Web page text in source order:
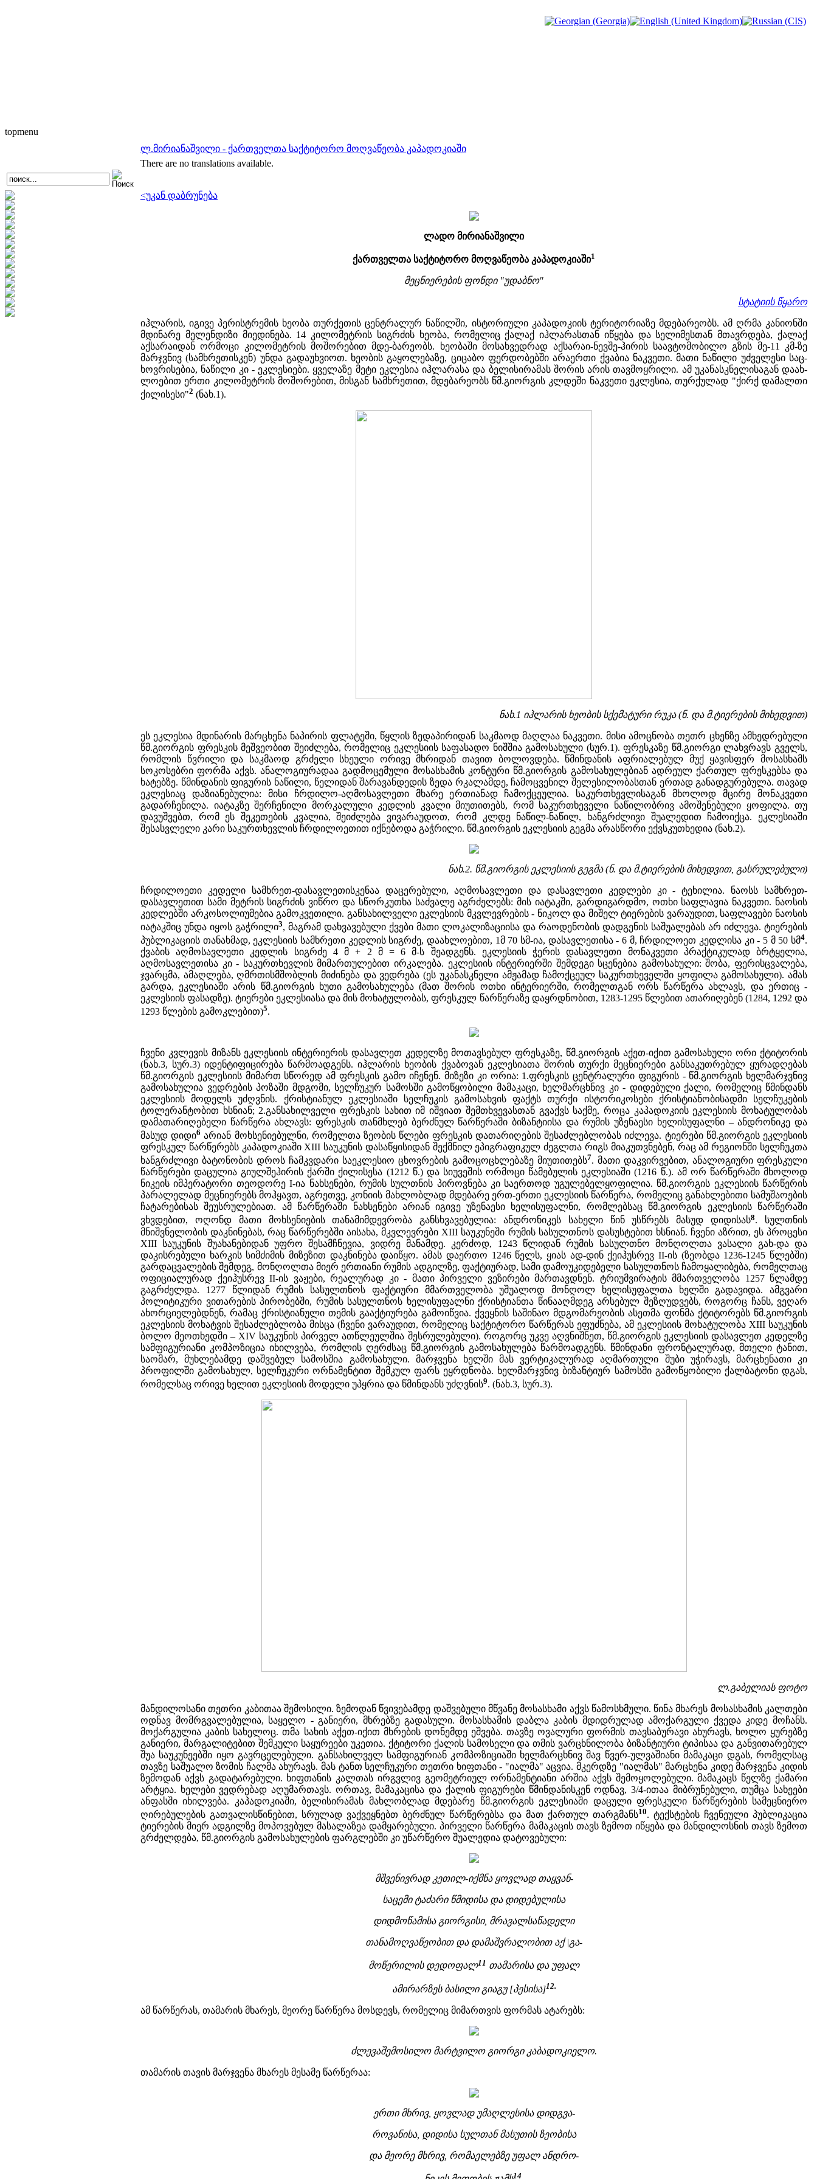
topmenu
ლ.მირიანაშვილი - ქართველთა საქტიტორო მოღვაწეობა კაპადოკიაში
There are no translations available.
<უკან დაბრუნება
ლადო მირიანაშვილი
ქართველთა საქტიტორო მოღვაწეობა კაპადოკიაში1
მეცნიერების ფონდი "უდაბნო"
სტატიის წყარო
იჰლარის, იგივე პერისტრემის ხეობა თურქეთის ცენტრალურ ნაწილში, ისტორიული კაპადოკიის ტერიტორიაზე მდებარეობს. ამ ღრმა კანიონში
მდინარე მელენდიზი მიედინება. 14 კილომეტრის სიგრძის ხეობა, რომელიც ქალაქ იჰლარასთან იწყება და სელიმესთან მთავრდება, ქალაქ
აქსარაიდან ორმოცი კილომეტრის მოშორებით მდე-ბარეობს. ხეობაში მოსახვედრად აქსარაი-ნევშე-ჰირის საავტომობილო გზის მე-11 კმ-ზე
მარჯვნივ (სამხრეთისკენ) უნდა გადაუხვიოთ. ხეობის გაყოლებაზე, ციცაბო ფერდობებში არაერთი ქვაბია ნაკვეთი. მათი ნაწილი უძველესი საც-
ხოვრისებია, ნაწილი კი - ეკლესიები. ყველაზე მეტი ეკლესია იჰლარასა და ბელისირამას შორის არის თავმოყრილი. ამ უკანასკნელისაგან დაახ-
ლოებით ერთი კილომეტრის მოშორებით, მისგან სამხრეთით, მდებარეობს წმ.გიორგის კლდეში ნაკვეთი ეკლესია, თურქულად "ქირქ დამალთი
ქილისესი"2 (ნახ.1).
ნახ.1 იჰლარის ხეობის სქემატური რუკა (ნ. და მ.ტიერების მიხედვით)
ეს ეკლესია მდინარის მარცხენა ნაპირის ფლატეში, წყლის ზედაპირიდან საკმაოდ მაღლაა ნაკვეთი. მისი ამოცნობა თეთრ ცხენზე ამხედრებული
წმ.გიორგის ფრესკის მეშვეობით შეიძლება, რომელიც ეკლესიის საფასადო ნიშშია გამოსახული (სურ.1). ფრესკაზე წმ.გიორგი ლახვრავს გველს,
რომლის წვრილი და საკმაოდ გრძელი სხეული ორივე მხრიდან თავით ბოლოვდება. წმინდანის აფრიალებულ მუქ ყავისფერ მოსასხამს
სოკოსებრი ფორმა აქვს. ანალოგიურადაა გადმოცემული მოსასხამის კონტური წმ.გიორგის გამოსახულებიან ადრეულ ქართულ ფრესკებსა და
ხატებზე. წმინდანის ფიგურის ნაწილი, წელიდან შარავანდედის ზედა რკალამდე, ჩამოცვენილ შელესილობასთან ერთად განადგურებულა. თავად
ეკლესიაც დაზიანებულია: მისი ჩრდილო-აღმოსავლეთი მხარე ერთიანად ჩამოქცეულია. საკურთხევლისაგან მხოლოდ მცირე მონაკვეთი
გადარჩენილა. იატაკზე შერჩენილი მორკალული კედლის კვალი მიუთითებს, რომ საკურთხეველი ნაწილობრივ ამოშენებული ყოფილა. თუ
დავუშვებთ, რომ ეს შეკეთების კვალია, შეიძლება ვივარაუდოთ, რომ კლდე ნაწილ-ნაწილ, ხანგრძლივი შუალედით ჩამოიქცა. ეკლესიაში
შესასვლელი კარი საკურთხევლის ჩრდილოეთით იქნებოდა გაჭრილი. წმ.გიორგის ეკლესიის გეგმა არასწორი ექვსკუთხედია (ნახ.2).
ნახ.2. წმ.გიორგის ეკლესიის გეგმა (ნ. და მ.ტიერების მიხედვით, გასრულებული)
ჩრდილოეთი კედელი სამხრეთ-დასავლეთისკენაა დაცერებული, აღმოსავლეთი და დასავლეთი კედლები კი - ტეხილია. ნაოსს სამხრეთ-
დასავლეთით სამი მეტრის სიგრძის ვიწრო და სწორკუთხა საძვალე აგრძელებს: მის იატაკში, გარდიგარდმო, ოთხი საფლავია ნაკვეთი. ნაოსის
კედლებში არკოსოლიუმებია გამოკვეთილი. განსახილველი ეკლესიის მკვლევრების - ნიკოლ და მიშელ ტიერების ვარაუდით, საფლავები ნაოსის
იატაკშიც უნდა იყოს გაჭრილი3, მაგრამ დახვავებული ქვები მათი ლოკალიზაციისა და რაოდენობის დადგენის საშუალებას არ იძლევა. ტიერების
პუბლიკაციის თანახმად, ეკლესიის სამხრეთი კედლის სიგრძე, დაახლოებით, 1მ 70 სმ-ია, დასავლეთისა - 6 მ, ჩრდილოეთ კედლისა კი - 5 მ 50 სმ4.
ქვაბის აღმოსავლეთი კედლის სიგრძე 4 მ + 2 მ = 6 მ-ს შეადგენს. ეკლესიის ჭერის დასავლეთი მონაკვეთი პრაქტიკულად ბრტყელია,
აღმოსავლეთისა კი - საკურთხევლის მიმართულებით ირკალება. ეკლესიის ინტერიერში შემდეგი სცენებია გამოსახული: შობა, ფერისცვალება,
ჯვარცმა, ამაღლება, ღმრთისმშობლის მიძინება და ვედრება (ეს უკანასკნელი ამჟამად ჩამოქცეულ საკურთხეველში ყოფილა გამოსახული). ამას
გარდა, ეკლესიაში არის წმ.გიორგის ხუთი გამოსახულება (მათ შორის ოთხი ინტერიერში, რომელთგან ორს წარწერა ახლავს, და ერთიც -
ეკლესიის ფასადზე). ტიერები ეკლესიასა და მის მოხატულობას, ფრესკულ წარწერაზე დაყრდნობით, 1283-1295 წლებით ათარიღებენ (1284, 1292 და
1293 წლების გამოკლებით)5.
ჩვენი კვლევის მიზანს ეკლესიის ინტერიერის დასავლეთ კედელზე მოთავსებულ ფრესკაზე, წმ.გიორგის აქეთ-იქით გამოსახული ორი ქტიტორის
(ნახ.3, სურ.3) იდენტიფიცირება წარმოადგენს. იჰლარის ხეობის ქვაბოვან ეკლესიათა შორის თურქი მეცნიერები განსაკუთრებულ ყურადღებას
წმ.გიორგის ეკლესიის მიმართ სწორედ ამ ფრესკის გამო იჩენენ. მიზეზი კი ორია: 1.ფრესკის ცენტრალური ფიგურის - წმ.გიორგის ხელმარჯვნივ
გამოსახულია ვედრების პოზაში მდგომი, სელჩუკურ სამოსში გამოწყობილი მამაკაცი, ხელმარცხნივ კი - დიდებული ქალი, რომელიც წმინდანს
ეკლესიის მოდელს უძღვნის. ქრისტიანულ ეკლესიაში სელჩუკის გამოსახვის ფაქტს თურქი ისტორიკოსები ქრისტიანობისადმი სელჩუკების
ტოლერანტობით ხსნიან; 2.განსახილველი ფრესკის სახით იმ იშვიათ შემთხვევასთან გვაქვს საქმე, როცა კაპადოკიის ეკლესიის მოხატულობას
დამათარიღებელი წარწერა ახლავს: ფრესკის თანმხლებ ბერძნულ წარწერაში ბიზანტიისა და რუმის უზენაესი ხელისუფალნი – ანდრონიკე და
მასუდ დიდი6 არიან მოხსენიებულნი, რომელთა ზეობის წლები ფრესკის დათარიღების შესაძლებლობას იძლევა. ტიერები წმ.გიორგის ეკლესიის
ფრესკულ წარწერებს კაპადოკიაში XIII საუკუნის დასაწყისიდან შექმნილ ეპიგრაფიკულ ძეგლთა რიგს მიაკუთვნებენ, რაც ამ რეგიონში სელჩუკთა
ხანგრძლივი ბატონობის დროს ჩამკვდარი საეკლესიო ცხოვრების გამოცოცხლებაზე მიუთითებს7. მათი დაკვირვებით, ანალოგიური ფრესკული
წარწერები დაცულია გიულშეჰირის ქარში ქილისესა (1212 წ.) და სიუვეშის ორმოცი წამებულის ეკლესიაში (1216 წ.). ამ ორ წარწერაში მხოლოდ
ნიკეის იმპერატორი თეოდორე I-ია ნახსენები, რუმის სულთნის პიროვნება კი საერთოდ უგულებელყოფილია. წმ.გიორგის ეკლესიის წარწერის
პარალელად მეცნიერებს მოჰყავთ, აგრეთვე, კონიის მახლობლად მდებარე ერთ-ერთი ეკლესიის წარწერა, რომელიც განახლებითი სამუშაოების
ჩატარებისას შეუსრულებიათ. ამ წარწერაში ნახსენები არიან იგივე უზენაესი ხელისუფალნი, რომლებსაც წმ.გიორგის ეკლესიის წარწერაში
ვხვდებით, ოღონდ მათი მოხსენიების თანამიმდევრობა განსხვავებულია: ანდრონიკეს სახელი წინ უსწრებს მასუდ დიდისას8. სულთნის
მნიშვნელობის დაკნინებას, რაც წარწერებში აისახა, მკვლევრები XIII საუკუნეში რუმის სასულთნოს დასუსტებით ხსნიან. ჩვენი აზრით, ეს პროცესი
XIII საუკუნის შუახანებიდან უფრო შესამჩნევია, ვიდრე მანამდე. კერძოდ, 1243 წლიდან რუმის სასულთნო მონღოლთა ვასალი გახ-და და
დაკისრებული ხარკის სიმძიმის მიზეზით დაკნინება დაიწყო. ამას დაერთო 1246 წელს, ყიას ად-დინ ქეიჰუსრევ II-ის (ზეობდა 1236-1245 წლებში)
გარდაცვალების შემდეგ, მონღოლთა მიერ ერთიანი რუმის ადგილზე, ფაქტიურად, სამი დამოუკიდებელი სასულთნოს ჩამოყალიბება, რომელთაც
ოფიციალურად ქეიჰუსრევ II-ის ვაჟები, რეალურად კი - მათი პირველი ვეზირები მართავდნენ. ტრიუმვირატის მმართველობა 1257 წლამდე
გაგრძელდა. 1277 წლიდან რუმის სასულთნოს ფაქტიური მმართველობა უშუალოდ მონღოლ ხელისუფალთა ხელში გადავიდა. ამგვარი
პოლიტიკური ვითარების პირობებში, რუმის სასულთნოს ხელისუფალნი ქრისტიანთა წინააღმდეგ არსებულ შეზღუდვებს, როგორც ჩანს, ვეღარ
ახორციელებდნენ, რამაც ქრისტიანული თემის გააქტიურება გამოიწვია. ქვეყნის საშინაო მდგომარეობის ასეთმა ფონმა ქტიტორებს წმ.გიორგის
ეკლესიის მოხატვის შესაძლებლობა მისცა (ჩვენი ვარაუდით, რომელიც საქტიტორო წარწერას ეფუძნება, ამ ეკლესიის მოხატულობა XIII საუკუნის
ბოლო მეოთხედში – XIV საუკუნის პირველ ათწლეულშია შესრულებული). როგორც უკვე აღვნიშნეთ, წმ.გიორგის ეკლესიის დასავლეთ კედელზე
სამფიგურიანი კომპოზიცია იხილვება, რომლის ღერძსაც წმ.გიორგის გამოსახულება წარმოადგენს. წმინდანი ფრონტალურად, მთელი ტანით,
საომარ, მუხლებამდე დაშვებულ სამოსშია გამოსახული. მარჯვენა ხელში მას ვერტიკალურად აღმართული შუბი უჭირავს, მარცხენათი კი
პროფილში გამოსახულ, სელჩუკური ორნამენტით შემკულ ფარს ეყრდნობა. ხელმარჯვნივ ბიზანტიურ სამოსში გამოწყობილი ქალბატონი დგას,
რომელსაც ორივე ხელით ეკლესიის მოდელი უპყრია და წმინდანს უძღვნის9. (ნახ.3, სურ.3).
ლ.გაბელიას ფოტო
მანდილოსანი თეთრი კაბითაა შემოსილი. ზემოდან წვივებამდე დაშვებული მწვანე მოსასხამი აქვს წამოსხმული. წინა მხარეს მოსასხამის კალთები
ოდნავ მომრგვალებულია, საყელო - განიერი, მხრებზე გადასული. მოსასხამის დაბლა კაბის მდიდრულად ამოქარგული ქვედა კიდე მოჩანს.
მოქარგულია კაბის სახელოც. თმა სახის აქეთ-იქით მხრების დონემდე ეშვება. თავზე ოვალური ფორმის თავსაბურავი ახურავს, ხოლო ყურებზე
განიერი, მარგალიტებით შემკული საყურეები უკეთია. ქტიტორი ქალის სამოსელი და თმის ვარცხნილობა ბიზანტიური ტიპისაა და განვითარებულ
შუა საუკუნეებში იყო გავრცელებული. განსახილველ სამფიგურიან კომპოზიციაში ხელმარცხნივ შავ წვერ-ულვაშიანი მამაკაცი დგას, რომელსაც
თავზე საშუალო ზომის ჩალმა ახურავს. მას ტანთ სელჩუკური თეთრი ხიფთანი - "იალმა" აცვია. მკერდზე "იალმას" მარცხენა კიდე მარჯვენა კიდის
ზემოდან აქვს გადატარებული. ხიფთანის კალთას ირგვლივ გეომეტრიულ ორნამენტიანი არშია აქვს შემოყოლებული. მამაკაცს წელზე ქამარი
არტყია. ხელები ვედრებად აღუმართავს. ორთავ, მამაკაცისა და ქალის ფიგურები წმინდანისკენ ოდნავ, 3/4-ითაა მიბრუნებული, თუმცა სახეები
ანფასში იხილვება. კაპადოკიაში, ბელისირამას მახლობლად მდებარე წმ.გიორგის ეკლესიაში დაცული ფრესკული წარწერების სამეცნიერო
ღირებულების გათვალისწინებით, სრულად ვაქვეყნებთ ბერძნულ წარწერებსა და მათ ქართულ თარგმანს10. ტექსტების ჩვენეული პუბლიკაცია
ტიერების მიერ ადგილზე მოპოვებულ მასალაზეა დამყარებული. პირველი წარწერა მამაკაცის თავს ზემოთ იწყება და მანდილოსნის თავს ზემოთ
გრძელდება, წმ.გიორგის გამოსახულების ფარგლებში კი უწარწერო შუალედია დატოვებული:
მშვენივრად კეთილ-იქმნა ყოვლად თაყვან-
საცემი ტაძარი წმიდისა და დიდებულისა
დიდმოწამისა გიორგისი, მრავალსაწადელი
თანამოღვაწეობით და დამაშვრალობით აქ |გა-
მოწერილის დედოფალ11 თამარისა და უფალ
ამირარზეს ბასილი გიაგუ [პესისა]12.
ამ წარწერას, თამარის მხარეს, მეორე წარწერა მოსდევს, რომელიც მიმართვის ფორმას ატარებს:
ძლევაშემოსილო მარტვილო გიორგი კაბადოკიელო.
თამარის თავის მარჯვენა მხარეს მესამე წარწერაა:
ერთი მხრივ, ყოვლად უმაღლესისა დიდგვა-
როვანისა, დიდისა სულთან მასუთის ზეობისა
და მეორე მხრივ, რომაელებზე უფალ ანდრო-
14